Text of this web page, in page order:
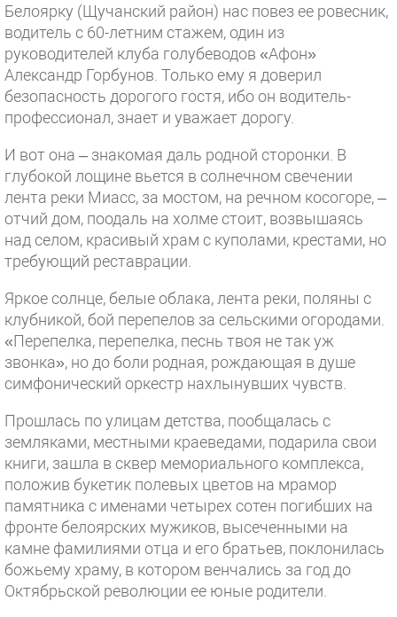
Белоярку (Щучанский район) нас повез ее ровесник,
водитель с 60-летним стажем, один из
руководителей клуба голубеводов «Афон»
Александр Горбунов. Только ему я доверил
безопасность дорогого гостя, ибо он водитель-
профессионал, знает и уважает дорогу.
И вот она – знакомая даль родной сторонки. В
глубокой лощине вьется в солнечном свечении
лента реки Миасс, за мостом, на речном косогоре, –
отчий дом, поодаль на холме стоит, возвышаясь
над селом, красивый храм с куполами, крестами, но
требующий реставрации.
Яркое солнце, белые облака, лента реки, поляны с
клубникой, бой перепелов за сельскими огородами.
«Перепелка, перепелка, песнь твоя не так уж
звонка», но до боли родная, рождающая в душе
симфонический оркестр нахлынувших чувств.
Прошлась по улицам детства, пообщалась с
земляками, местными краеведами, подарила свои
книги, зашла в сквер мемориального комплекса,
положив букетик полевых цветов на мрамор
памятника с именами четырех сотен погибших на
фронте белоярских мужиков, высеченными на
камне фамилиями отца и его братьев, поклонилась
божьему храму, в котором венчались за год до
Октябрьской революции ее юные родители.